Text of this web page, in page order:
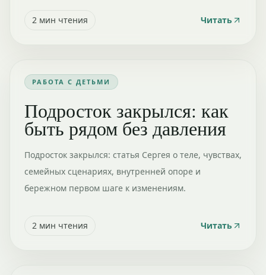
2 мин чтения Читать
РАБОТА С ДЕТЬМИ
Подросток закрылся: как
быть рядом без давления
Подросток закрылся: статья Сергея о теле, чувствах,
семейных сценариях, внутренней опоре и
бережном первом шаге к изменениям.
2 мин чтения Читать